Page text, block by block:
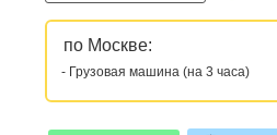
по Москве:
- Грузовая машина (на 3 часа)